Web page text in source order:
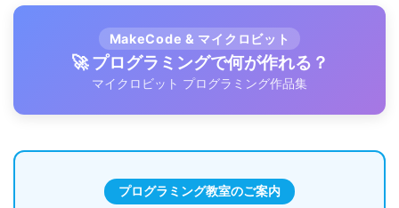
MakeCode & マイクロビット
🚀 プログラミングで何が作れる？
マイクロビット プログラミング作品集
プログラミング教室のご案内